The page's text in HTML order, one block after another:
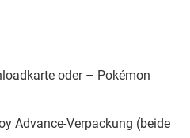
oder – Pokémon
Advance-Verpackung (beide